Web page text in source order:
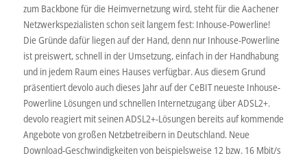
zum Backbone für die Heimvernetzung wird, steht für die Aachener
Netzwerkspezialisten schon seit langem fest: Inhouse-Powerline!
Die Gründe dafür liegen auf der Hand, denn nur Inhouse-Powerline
ist preiswert, schnell in der Umsetzung, einfach in der Handhabung
und in jedem Raum eines Hauses verfügbar. Aus diesem Grund
präsentiert devolo auch dieses Jahr auf der CeBIT neueste Inhouse-
Powerline Lösungen und schnellen Internetzugang über ADSL2+.
devolo reagiert mit seinen ADSL2+-Lösungen bereits auf kommende
Angebote von großen Netzbetreibern in Deutschland. Neue
Download-Geschwindigkeiten von beispielsweise 12 bzw. 16 Mbit/s